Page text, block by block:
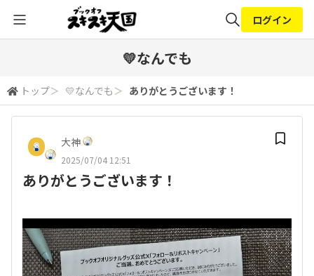
検索
ログイン
💛なんでも
トップ＞ 💛なんでも ＞ ありがとうございます！
大神
2025/07/04 12:51
ありがとうございます！